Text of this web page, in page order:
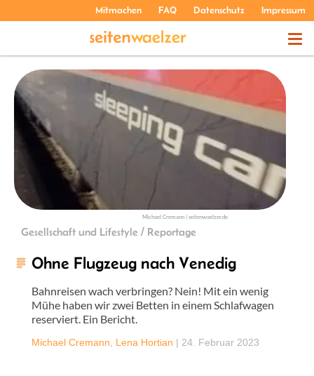
Mitmachen FAQ Datenschutz Impressum
THEMEN
PODCASTS
Michael Cremann | seitenwaelzer.de
Gesellschaft und Lifestyle / Reportage
Ohne Flugzeug nach Venedig
Bahnreisen wach verbringen? Nein! Mit ein wenig
Mühe haben wir zwei Betten in einem Schlafwagen
reserviert. Ein Bericht.
Michael Cremann Lena Hortian | 24. Februar 2023